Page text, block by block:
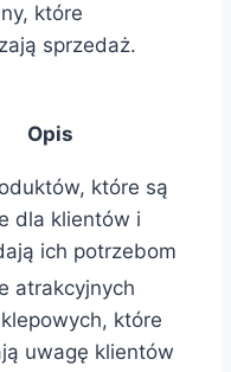
które
sprzedaż.
Opis
które są
dla klientów i
ich potrzebom
atrakcyjnych
które
uwagę klientów